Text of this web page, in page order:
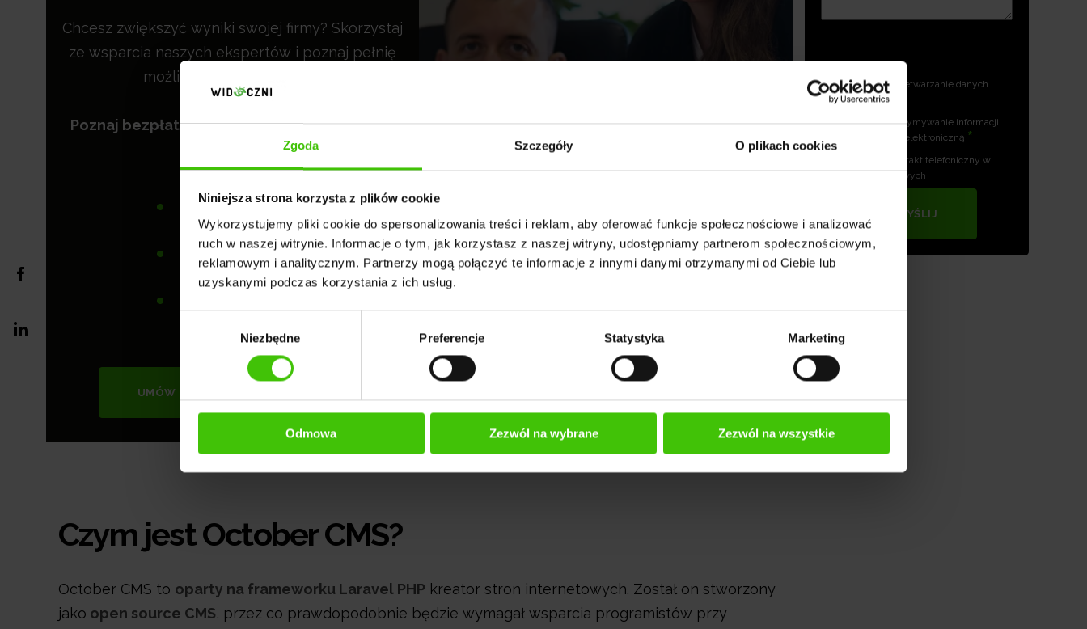
Zgoda Szczegóły O plikach cookies
Niniejsza strona korzysta z plików cookie
Wykorzystujemy pliki cookie do spersonalizowania treści i reklam, aby oferować funkcje społecznościowe i analizować
ruch w naszej witrynie. Informacje o tym, jak korzystasz z naszej witryny, udostępniamy partnerom społecznościowym,
reklamowym i analitycznym. Partnerzy mogą połączyć te informacje z innymi danymi otrzymanymi od Ciebie lub
uzyskanymi podczas korzystania z ich usług.
Niezbędne Preferencje Statystyka Marketing
Odmowa Zezwól na wybrane Zezwól na wszystkie
Chcesz zwiększyć wyniki swojej firmy? Skorzystaj
ze wsparcia naszych ekspertów i poznaj pełnię
możliwości Twojej strony.
Poznaj bezpłatne wskazówki od Widocznych
Pozycjonowania
Kampanii Google Ads
UMÓW SIĘ NA BEZPŁATNY AUDYT
Czym jest October CMS?
October CMS to oparty na frameworku Laravel PHP kreator stron internetowych. Został on stworzony
jako open source CMS, przez co prawdopodobnie będzie wymagał wsparcia programistów przy
Zgoda na przetwarzanie danych
osobowych *
Zgoda na otrzymywanie informacji
handlowych drogą elektroniczną *
Zgoda na kontakt telefoniczny w
celach marketingowych
WYŚLIJ